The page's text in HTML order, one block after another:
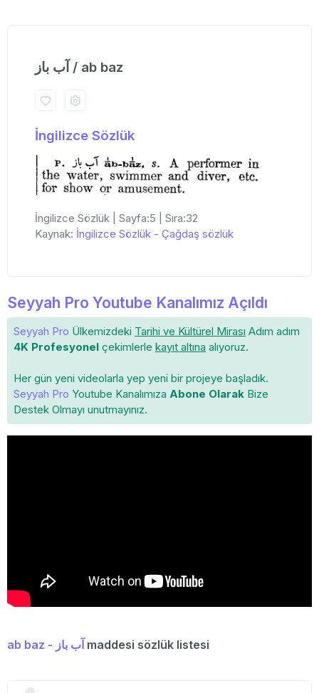
آب باز / ab baz
İngilizce Sözlük
İngilizce Sözlük | Sayfa:5 | Sıra:32
Kaynak: İngilizce Sözlük - Çağdaş sözlük
Seyyah Pro Youtube Kanalımız Açıldı
Seyyah Pro Ülkemizdeki Tarihi ve Kültürel Mirası Adım adım
4K Profesyonel çekimlerle kayıt altına alıyoruz.
Her gün yeni videolarla yep yeni bir projeye başladık.
Seyyah Pro Youtube Kanalımıza Abone Olarak Bize
Destek Olmayı unutmayınız.
ab baz - آب باز maddesi sözlük listesi